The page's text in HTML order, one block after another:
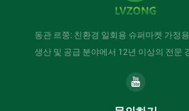
동관 르쭝: 친환경 일회용 슈퍼마켓 가정
생산 및 공급 분야에서 12년 이상의 전문